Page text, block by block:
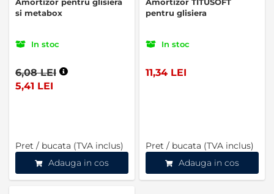
Amortizor pentru glisiera
si metabox
In stoc
6,08 LEI
5,41 LEI
Pret / bucata (TVA inclus)
Adauga in cos
Amortizor TITUSOFT
pentru glisiera
In stoc
11,34 LEI
Pret / bucata (TVA inclus)
Adauga in cos